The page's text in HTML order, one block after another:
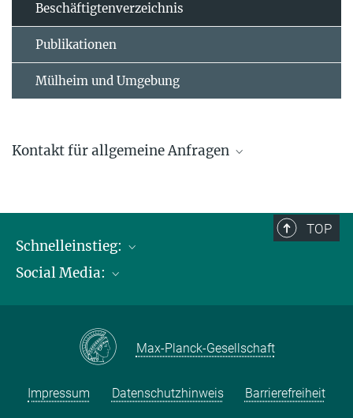
Beschäftigtenverzeichnis
Publikationen
Mülheim und Umgebung
Kontakt für allgemeine Anfragen
TOP
Schnelleinstieg:
Publikationen
Kontakt und Anfahrtsbeschreibung
Social Media:
Max-Planck-Gesellschaft
Impressum Datenschutzhinweis Barrierefreiheit